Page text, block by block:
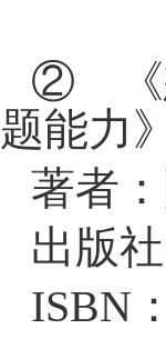
② 《
题能力》
著者
出版
ISBN